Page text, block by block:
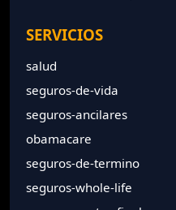
SERVICIOS
salud
seguros-de-vida
seguros-ancilares
obamacare
seguros-de-termino
seguros-whole-life